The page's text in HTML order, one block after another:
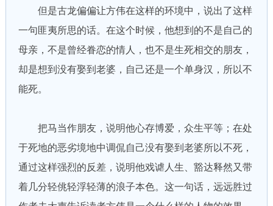
但是古龙偏偏让方伟在这样的环境中，说出了这样
一句匪夷所思的话。在这个时候，他想到的不是自己的
母亲，不是曾经眷恋的情人，也不是生死相交的朋友，
却是想到没有娶到老婆，自己还是一个单身汉，所以不
能死。
把马当作朋友，说明他心存博爱，众生平等；在处
于死地的恶劣境地中调侃自己没有娶到老婆所以不死，
通过这样强烈的反差，说明他戏谑人生、豁达释然又带
着几分轻佻轻浮轻薄的浪子本色。这一句话，远远胜过